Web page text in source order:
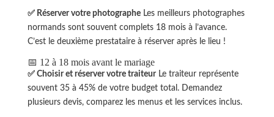
✅ Réserver votre photographeLes meilleurs photographes
normands sont souvent complets 18 mois à l’avance.
C’est le deuxième prestataire à réserver après le lieu !
📅 12 à 18 mois avant le mariage
✅ Choisir et réserver votre traiteurLe traiteur représente
souvent 35 à 45% de votre budget total. Demandez
plusieurs devis, comparez les menus et les services inclus.